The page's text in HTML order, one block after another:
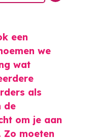
we
wat
als
de
om je aan
Zo moeten